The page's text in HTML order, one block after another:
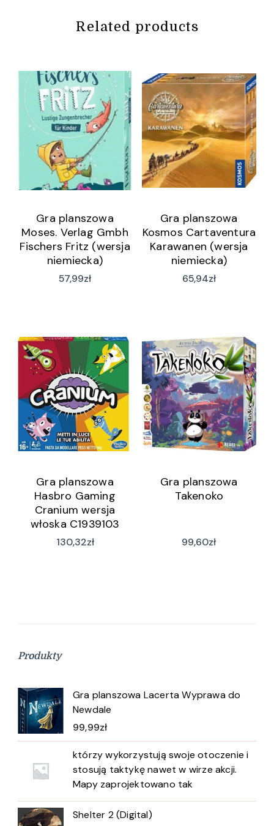
Related products
Gra planszowa
Moses. Verlag Gmbh
Fischers Fritz (wersja
niemiecka)
57,99zł
Gra planszowa
Kosmos Cartaventura
Karawanen (wersja
niemiecka)
65,94zł
Gra planszowa
Hasbro Gaming
Cranium wersja
włoska C1939103
130,32zł
Gra planszowa
Takenoko
99,60zł
Produkty
Gra planszowa Lacerta Wyprawa do
Newdale
99,99zł
którzy wykorzystują swoje otoczenie i
stosują taktykę nawet w wirze akcji.
Mapy zaprojektowano tak
Shelter 2 (Digital)